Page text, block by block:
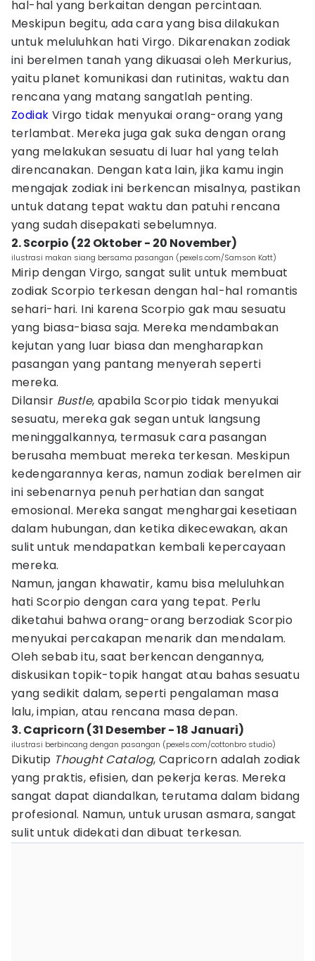
hal-hal yang berkaitan dengan percintaan.
Meskipun begitu, ada cara yang bisa dilakukan
untuk meluluhkan hati Virgo. Dikarenakan zodiak
ini berelmen tanah yang dikuasai oleh Merkurius,
yaitu planet komunikasi dan rutinitas, waktu dan
rencana yang matang sangatlah penting.
Zodiak Virgo tidak menyukai orang-orang yang
terlambat. Mereka juga gak suka dengan orang
yang melakukan sesuatu di luar hal yang telah
direncanakan. Dengan kata lain, jika kamu ingin
mengajak zodiak ini berkencan misalnya, pastikan
untuk datang tepat waktu dan patuhi rencana
yang sudah disepakati sebelumnya.
2. Scorpio (22 Oktober - 20 November)
ilustrasi makan siang bersama pasangan (pexels.com/Samson Katt)
Mirip dengan Virgo, sangat sulit untuk membuat
zodiak Scorpio terkesan dengan hal-hal romantis
sehari-hari. Ini karena Scorpio gak mau sesuatu
yang biasa-biasa saja. Mereka mendambakan
kejutan yang luar biasa dan mengharapkan
pasangan yang pantang menyerah seperti
mereka.
Dilansir Bustle, apabila Scorpio tidak menyukai
sesuatu, mereka gak segan untuk langsung
meninggalkannya, termasuk cara pasangan
berusaha membuat mereka terkesan. Meskipun
kedengarannya keras, namun zodiak berelmen air
ini sebenarnya penuh perhatian dan sangat
emosional. Mereka sangat menghargai kesetiaan
dalam hubungan, dan ketika dikecewakan, akan
sulit untuk mendapatkan kembali kepercayaan
mereka.
Namun, jangan khawatir, kamu bisa meluluhkan
hati Scorpio dengan cara yang tepat. Perlu
diketahui bahwa orang-orang berzodiak Scorpio
menyukai percakapan menarik dan mendalam.
Oleh sebab itu, saat berkencan dengannya,
diskusikan topik-topik hangat atau bahas sesuatu
yang sedikit dalam, seperti pengalaman masa
lalu, impian, atau rencana masa depan.
3. Capricorn (31 Desember - 18 Januari)
ilustrasi berbincang dengan pasangan (pexels.com/cottonbro studio)
Dikutip Thought Catalog, Capricorn adalah zodiak
yang praktis, efisien, dan pekerja keras. Mereka
sangat dapat diandalkan, terutama dalam bidang
profesional. Namun, untuk urusan asmara, sangat
sulit untuk didekati dan dibuat terkesan.